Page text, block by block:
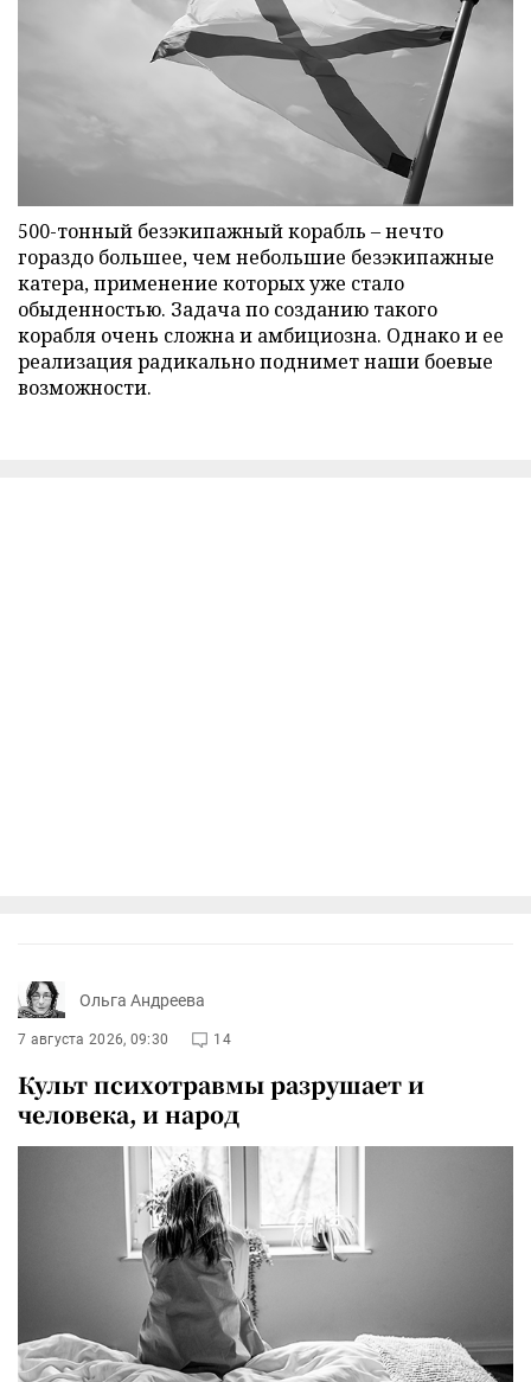
500-тонный безэкипажный корабль – нечто
гораздо большее, чем небольшие безэкипажные
катера, применение которых уже стало
обыденностью. Задача по созданию такого
корабля очень сложна и амбициозна. Однако и ее
реализация радикально поднимет наши боевые
возможности.
Ольга Андреева
7 августа 2026, 09:30 14
Культ психотравмы разрушает и
человека, и народ